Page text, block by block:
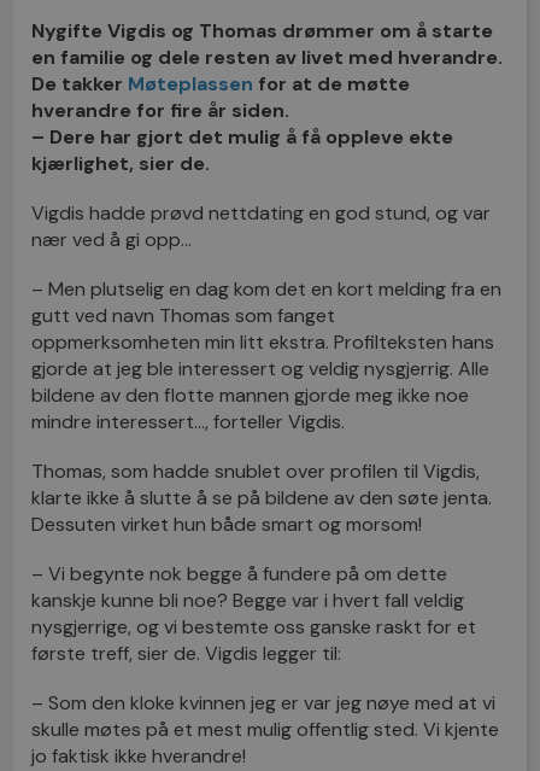
Nygifte Vigdis og Thomas drømmer om å starte
en familie og dele resten av livet med hverandre.
De takker Møteplassen for at de møtte
hverandre for fire år siden.
– Dere har gjort det mulig å få oppleve ekte
kjærlighet, sier de.
Vigdis hadde prøvd nettdating en god stund, og var
nær ved å gi opp…
– Men plutselig en dag kom det en kort melding fra en
gutt ved navn Thomas som fanget
oppmerksomheten min litt ekstra. Profilteksten hans
gjorde at jeg ble interessert og veldig nysgjerrig. Alle
bildene av den flotte mannen gjorde meg ikke noe
mindre interessert…, forteller Vigdis.
Thomas, som hadde snublet over profilen til Vigdis,
klarte ikke å slutte å se på bildene av den søte jenta.
Dessuten virket hun både smart og morsom!
– Vi begynte nok begge å fundere på om dette
kanskje kunne bli noe? Begge var i hvert fall veldig
nysgjerrige, og vi bestemte oss ganske raskt for et
første treff, sier de. Vigdis legger til:
– Som den kloke kvinnen jeg er var jeg nøye med at vi
skulle møtes på et mest mulig offentlig sted. Vi kjente
jo faktisk ikke hverandre!